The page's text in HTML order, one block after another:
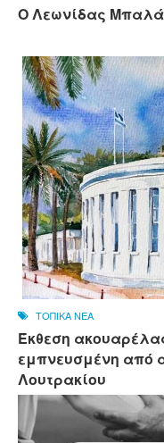
Ο Λεωνίδας
ΤΟΠΙΚΑ ΝΕΑ
Έκθεση
εμπνευσμένη από
Λουτρακίου